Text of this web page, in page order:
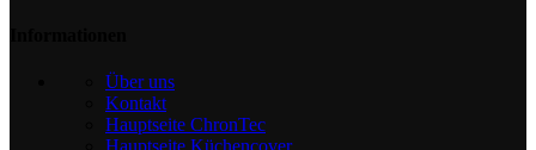
Über uns
Kontakt
Hauptseite ChronTec
Hauptseite Küchencover